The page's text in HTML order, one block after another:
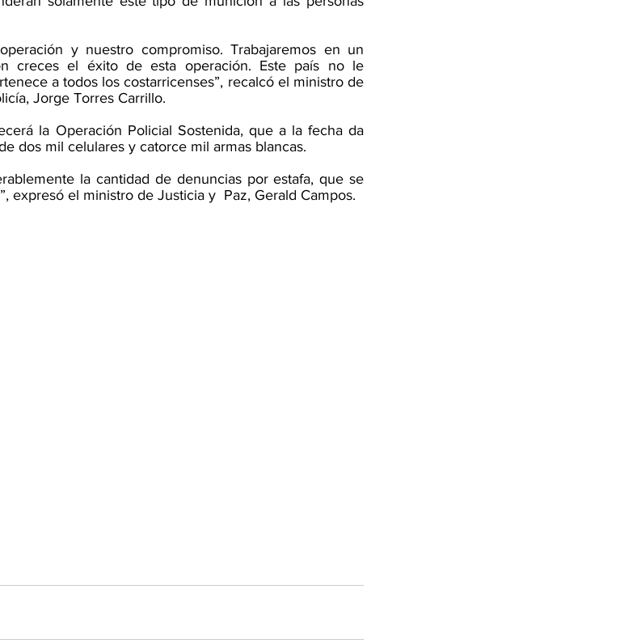
y nuestro compromiso. Trabajaremos en un
creces el éxito de esta operación. Este país no le
a todos los costarricenses”, recalcó el ministro de
Jorge Torres Carrillo.
la Operación Policial Sostenida, que a la fecha da
dos mil celulares y catorce mil armas blancas.
la cantidad de denuncias por estafa, que se
expresó el ministro de Justicia y  Paz, Gerald Campos.